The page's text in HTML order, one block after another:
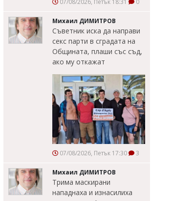
Михаил ДИМИТРОВ
Съветник иска да направи
секс парти в сградата на
Общината, плаши със съд,
ако му откажат
07/08/2026, Петък 17:30 3
Михаил ДИМИТРОВ
Трима маскирани
нападнаха и изнасилиха